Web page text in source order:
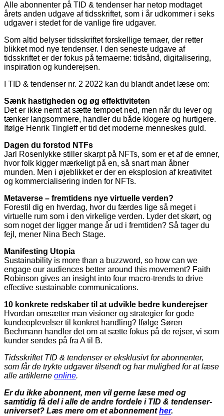
Alle abonnenter på TID & tendenser har netop modtaget
årets anden udgave af tidsskriftet, som i år udkommer i seks
udgaver i stedet for de vanlige fire udgaver.
Som altid belyser tidsskriftet forskellige temaer, der retter
blikket mod nye tendenser. I den seneste udgave af
tidsskriftet er der fokus på temaerne: tidsånd, digitalisering,
inspiration og kunderejsen.
I TID & tendenser nr. 2 2022 kan du blandt andet læse om:
Sænk hastigheden og øg effektiviteten
Det er ikke nemt at sætte tempoet ned, men når du lever og
tænker langsommere, handler du både klogere og hurtigere.
Ifølge Henrik Tingleff er tid det moderne menneskes guld.
Dagen du forstod NTFs
Jarl Rosenlykke stiller skarpt på NFTs, som er et af de emner,
hvor folk kigger mærkeligt på en, så snart man åbner
munden. Men i øjeblikket er der en eksplosion af kreativitet
og kommercialisering inden for NFTs.
Metaverse – fremtidens nye virtuelle verden?
Forestil dig en hverdag, hvor du færdes lige så meget i
virtuelle rum som i den virkelige verden. Lyder det skørt, og
som noget der ligger mange år ud i fremtiden? Så tager du
fejl, mener Nina Bech Stage.
Manifesting Utopia
Sustainability is more than a buzzword, so how can we
engage our audiences better around this movement? Faith
Robinson gives an insight into four macro-trends to drive
effective sustainable communications.
10 konkrete redskaber til at udvikle bedre kunderejser
Hvordan omsætter man visioner og strategier for gode
kundeoplevelser til konkret handling? Ifølge Søren
Bechmann handler det om at sætte fokus på de rejser, vi som
kunder sendes på fra A til B.
Tidsskriftet TID & tendenser er eksklusivt for abonnenter,
som får de trykte udgaver tilsendt og har mulighed for at læse
alle artiklerne online.
Er du ikke abonnent, men vil gerne læse med og
samtidig få del i alle de andre fordele i TID & tendenser-
universet? Læs mere om et abonnementher.